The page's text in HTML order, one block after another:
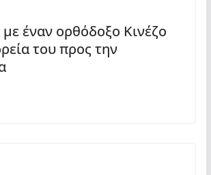
με έναν ορθόδοξο Κινέζο
του προς την